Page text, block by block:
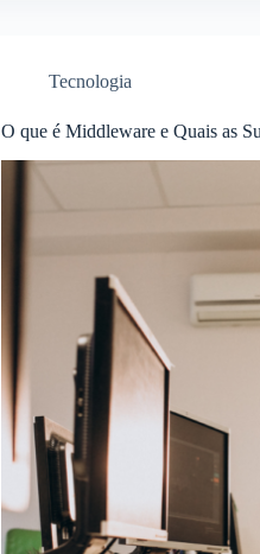
Tecnologia
O que é Middleware e Quais as